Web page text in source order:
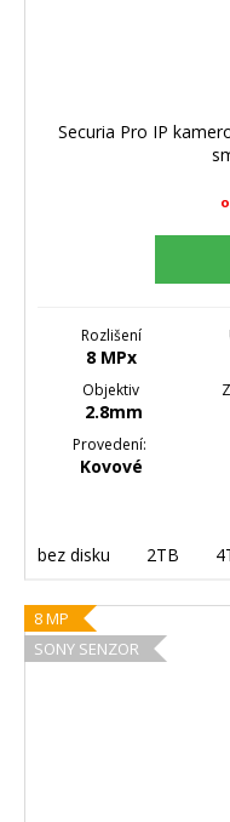
Securia Pro IP
Rozlišení
8 MPx
Objektiv
2.8mm
Provedení:
Kovové
bez disku 2TB
8 MP
SONY SENZOR